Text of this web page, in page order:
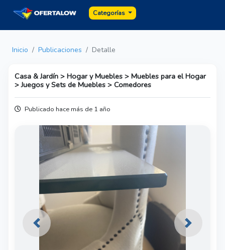
Categorías
Inicio Publicaciones Detalle
Casa & Jardín > Hogar y Muebles > Muebles para el Hogar
> Juegos y Sets de Muebles > Comedores
Publicado hace más de 1 año
Previous Next